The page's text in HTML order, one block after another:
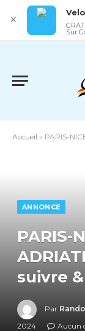
Accueil » PARIS-NICE /
ANNONCE
PARIS-
suivre
Par
2024
Aucun
✕
Sur